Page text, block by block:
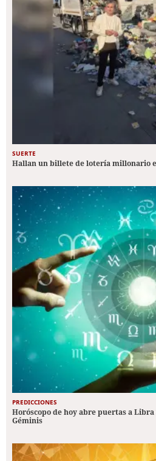
SUERTE
Hallan un billete de lotería millonario
PREDICCIONES
Horóscopo de hoy abre puertas a
Géminis